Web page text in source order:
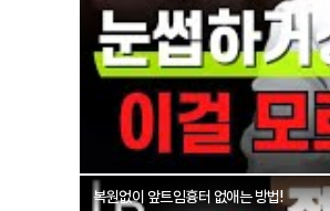
복원없이 앞트임흉터 없애는 방법!